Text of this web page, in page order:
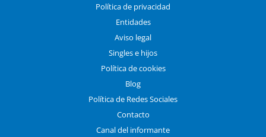
Política de privacidad
Entidades
Aviso legal
Singles e hijos
Política de cookies
Blog
Política de Redes Sociales
Contacto
Canal del informante